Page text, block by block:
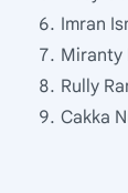
Imran
Miranty
Rully
Cakka